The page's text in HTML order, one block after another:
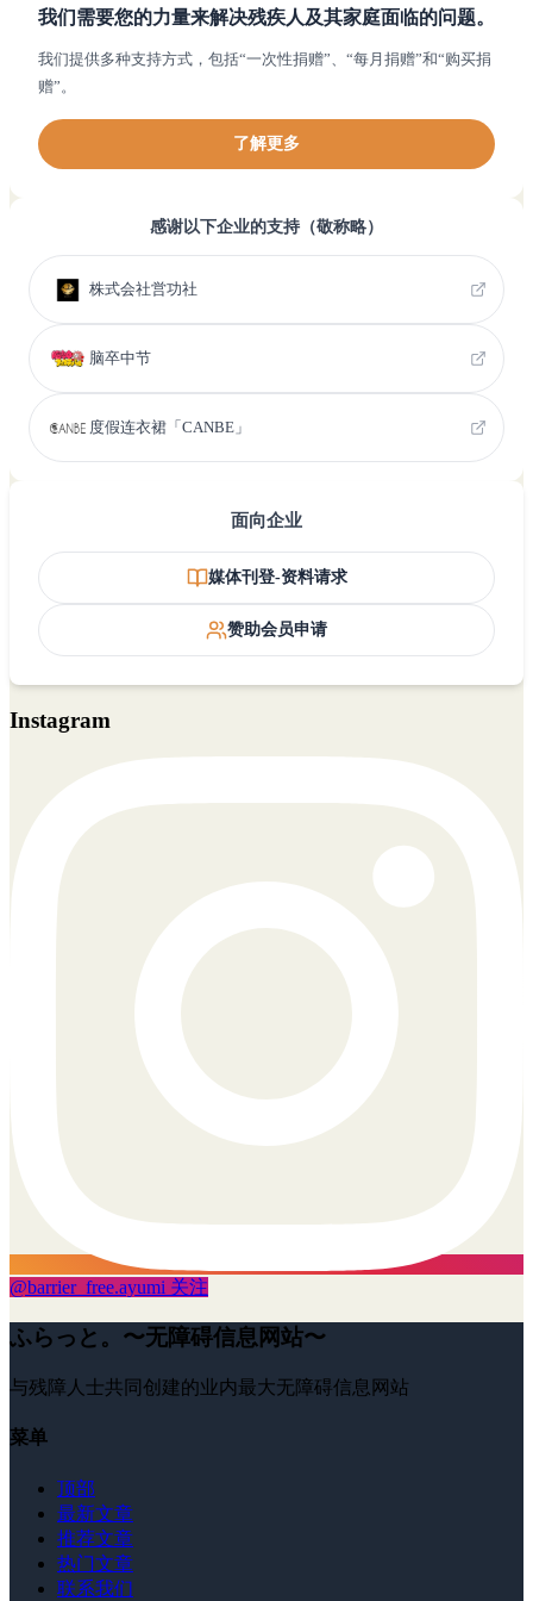
我们需要您的力量来解决残疾人及其家庭面临的问题。
我们提供多种支持方式，包括“一次性捐赠”、“每月捐赠”和“购买捐
赠”。
了解更多
感谢以下企业的支持（敬称略）
株式会社営功社
脑卒中节
度假连衣裙「CANBE」
面向企业
媒体刊登-资料请求
赞助会员申请
Instagram
@barrier_free.ayumi 关注
ふらっと。〜无障碍信息网站〜
与残障人士共同创建的业内最大无障碍信息网站
菜单
顶部
最新文章
推荐文章
热门文章
联系我们